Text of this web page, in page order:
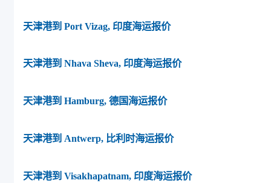
天津港到 Port Vizag, 印度海运报价
天津港到 Nhava Sheva, 印度海运报价
天津港到 Hamburg, 德国海运报价
天津港到 Antwerp, 比利时海运报价
天津港到 Visakhapatnam, 印度海运报价